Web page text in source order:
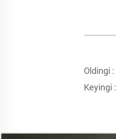
Oldingi :
Keyingi :